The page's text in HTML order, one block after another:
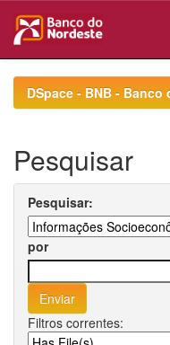
navigationDSpace - BNB -
Pesquisar
Pesquisar:
por
Filtros correntes: